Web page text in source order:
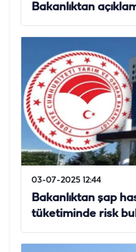
Bakanlıktan
03-07-2025 12:44
Bakanlıktan şap
tüketiminde risk